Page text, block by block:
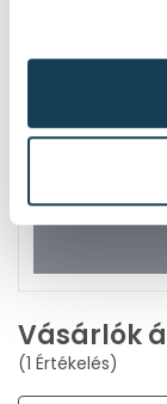
Vásárlók
(1 Értékelés)